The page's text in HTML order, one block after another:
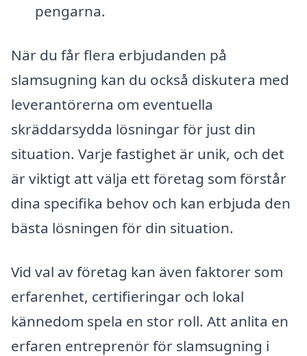
pengarna.
När du får flera erbjudanden på
slamsugning kan du också diskutera med
leverantörerna om eventuella
skräddarsydda lösningar för just din
situation. Varje fastighet är unik, och det
är viktigt att välja ett företag som förstår
dina specifika behov och kan erbjuda den
bästa lösningen för din situation.
Vid val av företag kan även faktorer som
erfarenhet, certifieringar och lokal
kännedom spela en stor roll. Att anlita en
erfaren entreprenör för slamsugning i